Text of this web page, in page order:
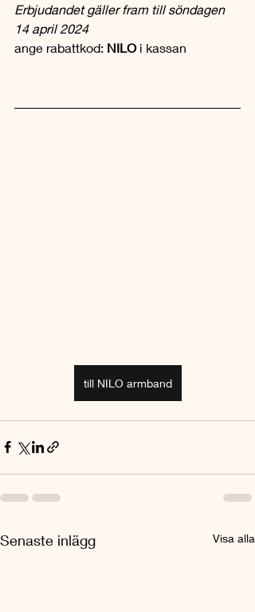
Erbjudandet gäller fram till söndagen
14 april 2024
ange rabattkod: NILO i kassan
till NILO armband
Senaste inlägg Visa alla